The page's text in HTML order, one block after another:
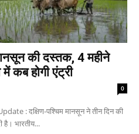
की दस्तक, 4 महीने
में कब होगी एंट्री
0
: दक्षिण-पश्चिम मानसून ने तीन दिन की
भारतीय...